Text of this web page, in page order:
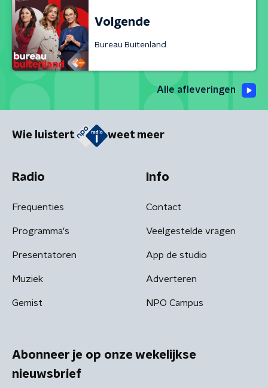
Volgende
Bureau Buitenland
Alle afleveringen
Wie luistert weet meer
Radio
Frequenties
Programma's
Presentatoren
Muziek
Gemist
Info
Contact
Veelgestelde vragen
App de studio
Adverteren
NPO Campus
Abonneer je op onze wekelijkse
nieuwsbrief